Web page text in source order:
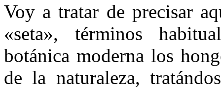
Voy a tratar de precisar
«seta», términos
botánica moderna los
de la naturaleza,